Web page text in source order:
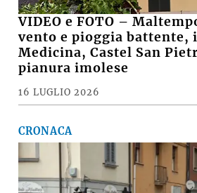
VIDEO e FOTO –
vento e pioggia battente,
Medicina, Castel San
pianura imolese
16 LUGLIO 2026
CRONACA